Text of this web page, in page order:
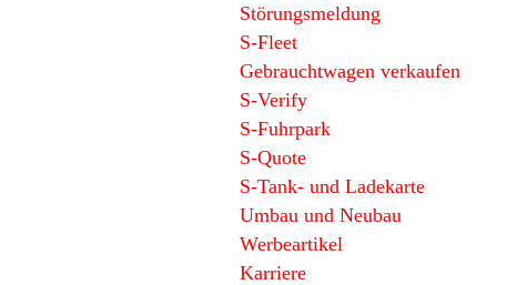
Störungsmeldung
S-Fleet
Gebrauchtwagen verkaufen
S-Verify
S-Fuhrpark
S-Quote
S-Tank- und Ladekarte
Umbau und Neubau
Werbeartikel
Karriere